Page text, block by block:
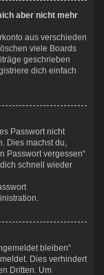
aber nicht mehr
aus verschieden
viele Boards
geschrieben
dich einfach
Passwort nicht
Dies machst du,
Passwort vergessen“
schnell wieder
bleiben“
Dies verhindert
Dritten. Um